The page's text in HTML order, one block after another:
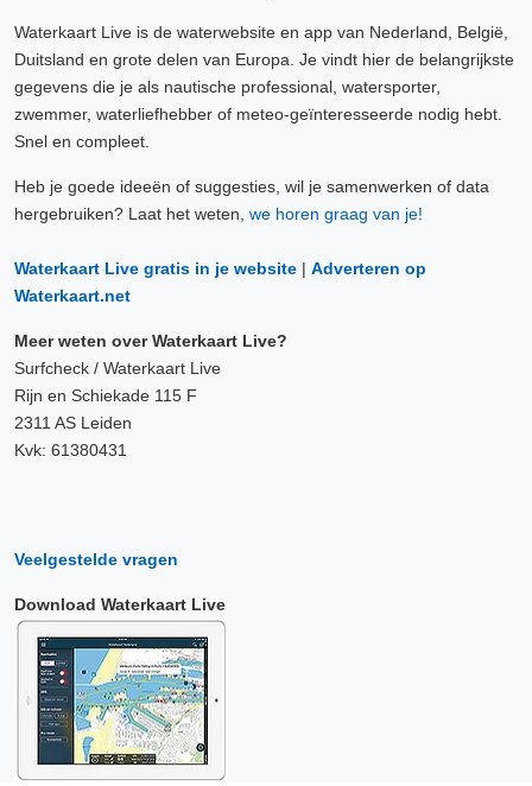
Waterkaart Live is de waterwebsite en app van Nederland, België,
Duitsland en grote delen van Europa. Je vindt hier de belangrijkste
gegevens die je als nautische professional, watersporter,
zwemmer, waterliefhebber of meteo-geïnteresseerde nodig hebt.
Snel en compleet.
Heb je goede ideeën of suggesties, wil je samenwerken of data
hergebruiken? Laat het weten, we horen graag van je!
Waterkaart Live gratis in je website | Adverteren op
Waterkaart.net
Meer weten over Waterkaart Live?
Surfcheck / Waterkaart Live
Rijn en Schiekade 115 F
2311 AS Leiden
Kvk: 61380431
Veelgestelde vragen
Download Waterkaart Live